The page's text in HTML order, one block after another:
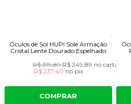
Óculos de Sol HUPI Sole Armação
Cristal Lente Dourado Espelhado
R$ 319,89R$ 249,89 no cartão
R$ 237,40 no pix
COMPRAR